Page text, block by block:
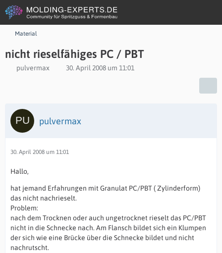
Material
nicht rieselfähiges PC / PBT
pulvermax 30. April 2008 um 11:01
pulvermax
30. April 2008 um 11:01
Hallo,
hat jemand Erfahrungen mit Granulat PC/PBT ( Zylinderform)
das nicht nachrieselt.
Problem:
nach dem Trocknen oder auch ungetrocknet rieselt das PC/PBT
nicht in die Schnecke nach. Am Flansch bildet sich ein Klumpen
der sich wie eine Brücke über die Schnecke bildet und nicht
nachrutscht.